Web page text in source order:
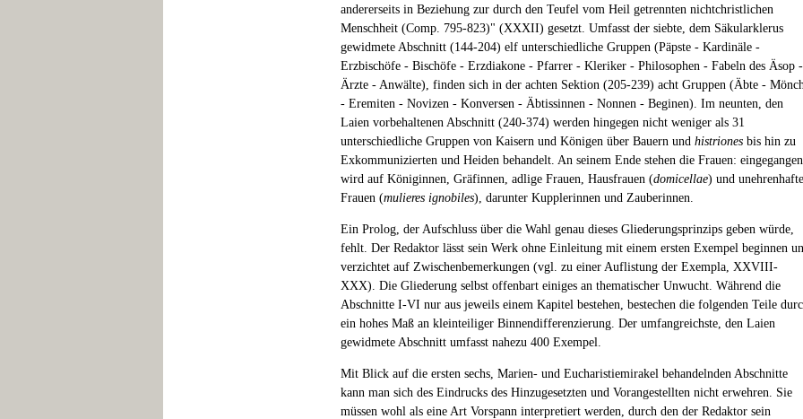
andererseits in Beziehung zur durch den Teufel vom Heil getrennten nichtchristlichen
Menschheit (Comp. 795-823)" (XXXII) gesetzt. Umfasst der siebte, dem Säkularklerus
gewidmete Abschnitt (144-204) elf unterschiedliche Gruppen (Päpste - Kardinäle -
Erzbischöfe - Bischöfe - Erzdiakone - Pfarrer - Kleriker - Philosophen - Fabeln des Äsop -
Ärzte - Anwälte), finden sich in der achten Sektion (205-239) acht Gruppen (Äbte -
- Eremiten - Novizen - Konversen - Äbtissinnen - Nonnen - Beginen). Im neunten, den
Laien vorbehaltenen Abschnitt (240-374) werden hingegen nicht weniger als 31
unterschiedliche Gruppen von Kaisern und Königen über Bauern und histriones bis hin zu
Exkommunizierten und Heiden behandelt. An seinem Ende stehen die Frauen: eingegangen
wird auf Königinnen, Gräfinnen, adlige Frauen, Hausfrauen (domicellae) und unehrenhafte
Frauen (mulieres ignobiles), darunter Kupplerinnen und Zauberinnen.
Ein Prolog, der Aufschluss über die Wahl genau dieses Gliederungsprinzips geben würde,
fehlt. Der Redaktor lässt sein Werk ohne Einleitung mit einem ersten Exempel beginnen
verzichtet auf Zwischenbemerkungen (vgl. zu einer Auflistung der Exempla, XXVIII-
XXX). Die Gliederung selbst offenbart einiges an thematischer Unwucht. Während die
Abschnitte I-VI nur aus jeweils einem Kapitel bestehen, bestechen die folgenden Teile
ein hohes Maß an kleinteiliger Binnendifferenzierung. Der umfangreichste, den Laien
gewidmete Abschnitt umfasst nahezu 400 Exempel.
Mit Blick auf die ersten sechs, Marien- und Eucharistiemirakel behandelnden Abschnitte
kann man sich des Eindrucks des Hinzugesetzten und Vorangestellten nicht erwehren. Sie
müssen wohl als eine Art Vorspann interpretiert werden, durch den der Redaktor sein